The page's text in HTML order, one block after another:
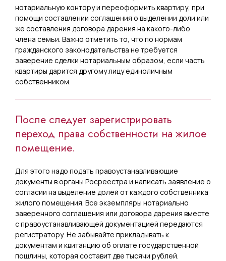
нотариальную контору и переоформить квартиру, при
помощи составлении соглашения о выделении доли или
же составления договора дарения на какого-либо
члена семьи. Важно отметить то, что по нормам
гражданского законодательства не требуется
заверение сделки нотариальным образом, если часть
квартиры дарится другому лицу единоличным
собственником.
После следует зарегистрировать
переход права собственности на жилое
помещение.
Для этого надо подать правоустанавливающие
документы в органы Росреестра и написать заявление о
согласии на выделение долей от каждого собственника
жилого помещения. Все экземпляры нотариально
заверенного соглашения или договора дарения вместе
с правоустанавливающей документацией передаются
регистратору. Не забывайте прикладывать к
документам и квитанцию об оплате государственной
пошлины, которая составит две тысячи рублей.